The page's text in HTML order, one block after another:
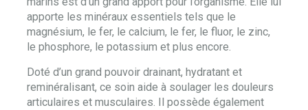
apporte les minéraux essentiels tels que le
magnésium, le fer, le calcium, le fer, le fluor, le zinc,
le phosphore, le potassium et plus encore.
Doté d’un grand pouvoir drainant, hydratant et
reminéralisant, ce soin aide à soulager les douleurs
articulaires et musculaires. Il possède également